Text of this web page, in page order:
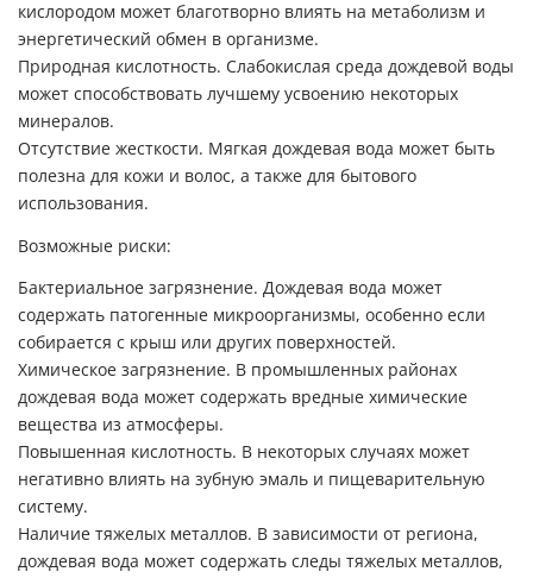
кислородом может благотворно влиять на метаболизм и
энергетический обмен в организме.
Природная кислотность. Слабокислая среда дождевой воды
может способствовать лучшему усвоению некоторых
минералов.
Отсутствие жесткости. Мягкая дождевая вода может быть
полезна для кожи и волос, а также для бытового
использования.
Возможные риски:
Бактериальное загрязнение. Дождевая вода может
содержать патогенные микроорганизмы, особенно если
собирается с крыш или других поверхностей.
Химическое загрязнение. В промышленных районах
дождевая вода может содержать вредные химические
вещества из атмосферы.
Повышенная кислотность. В некоторых случаях может
негативно влиять на зубную эмаль и пищеварительную
систему.
Наличие тяжелых металлов. В зависимости от региона,
дождевая вода может содержать следы тяжелых металлов,